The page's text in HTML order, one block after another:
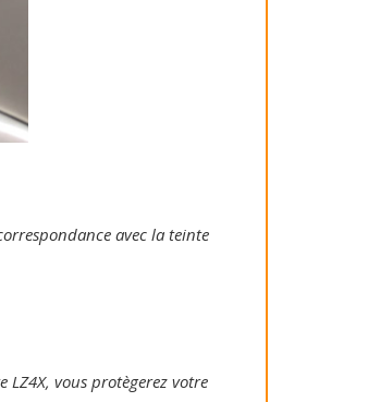
avec la teinte
vous protègerez votre